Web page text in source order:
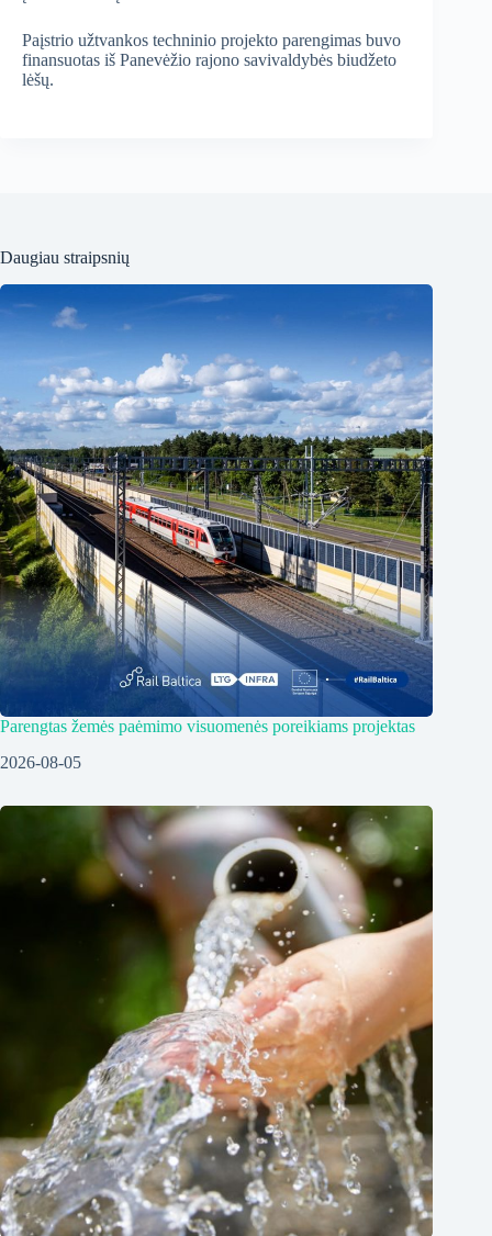
Paįstrio užtvankos techninio projekto parengimas buvo
finansuotas iš Panevėžio rajono savivaldybės biudžeto
lėšų.
Daugiau straipsnių
Parengtas žemės paėmimo visuomenės poreikiams projektas
2026-08-05